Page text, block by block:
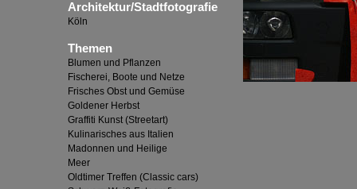
Architektur/Stadtfotografie
Köln
Themen
Blumen und Pflanzen
Fischerei, Boote und Netze
Frisches Obst und Gemüse
Goldener Herbst
Graffiti Kunst (Streetart)
Kulinarisches aus Italien
Madonnen und Heilige
Meer
Oldtimer Treffen (Classic cars)